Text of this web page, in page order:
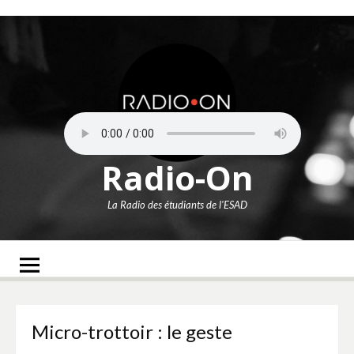
Radio-On
La Radio des étudiants de l'ESAD
Micro-trottoir : le geste